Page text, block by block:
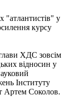
"атлантистів" у
курсу
ХДС зовсім
відносин у
Інституту
Артем Соколов.